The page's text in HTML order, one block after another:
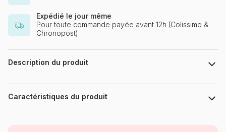
Expédié le jour même
Pour toute commande payée avant 12h (Colissimo &
Chronopost)
Description du produit
Jason Taylor, Licensed by MGL, www.mglart.com
Caractéristiques du produit